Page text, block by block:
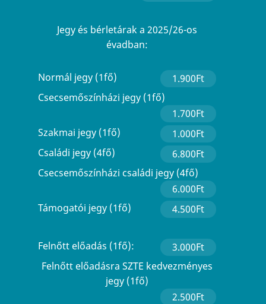
Jegy és bérletárak a 2025/26-os
évadban:
Normál jegy (1fő)
1.900Ft
Csecsemőszínházi jegy (1fő)
1.700Ft
Szakmai jegy (1fő)
1.000Ft
Családi jegy (4fő)
6.800Ft
Csecsemőszínházi családi jegy (4fő)
6.000Ft
Támogatói jegy (1fő)
4.500Ft
Felnőtt előadás (1fő):
3.000Ft
Felnőtt előadásra SZTE kedvezményes
jegy (1fő)
2.500Ft